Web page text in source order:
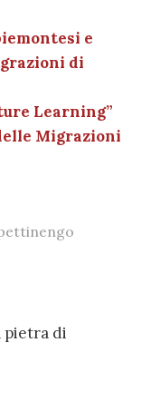
e
di
Learning”
Migrazioni
pietra di